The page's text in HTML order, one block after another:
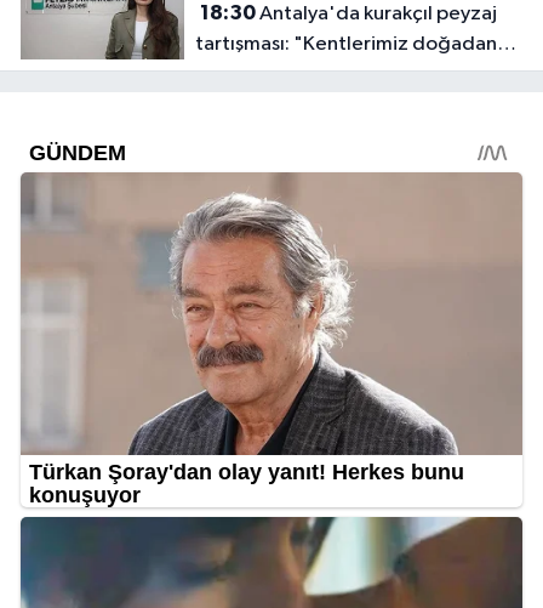
18:30Antalya'da kurakçıl peyzaj
tartışması: "Kentlerimiz doğadan
koparılıyor"